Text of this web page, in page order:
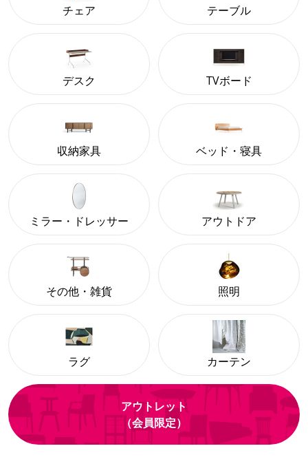
チェア テーブル
デスク TVボード
収納家具 ベッド・寝具
ミラー・ドレッサー アウトドア
その他・雑貨 照明
ラグ カーテン
アウトレット
（会員限定）